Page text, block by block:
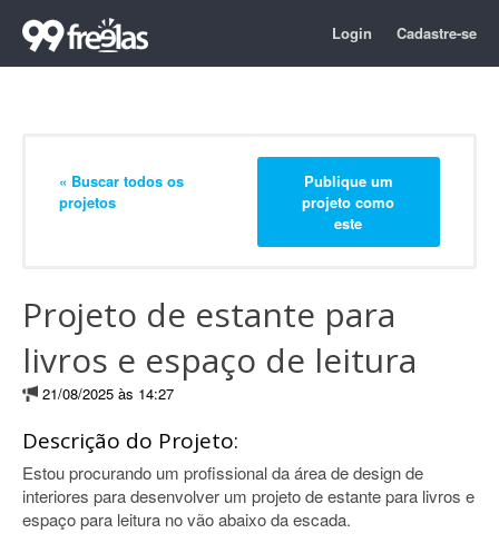
Login Cadastre-se
« Buscar todos os
projetos
Publique um
projeto como
este
Projeto de estante para
livros e espaço de leitura
21/08/2025 às 14:27
Descrição do Projeto:
Estou procurando um profissional da área de design de
interiores para desenvolver um projeto de estante para livros e
espaço para leitura no vão abaixo da escada.